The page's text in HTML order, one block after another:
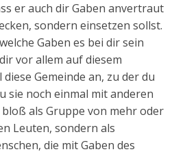
er auch dir Gaben anvertraut
sondern einsetzen sollst.
Gaben es bei dir sein
vor allem auf diesem
Gemeinde an, zu der du
sie noch einmal mit anderen
als Gruppe von mehr oder
Leuten, sondern als
die mit Gaben des